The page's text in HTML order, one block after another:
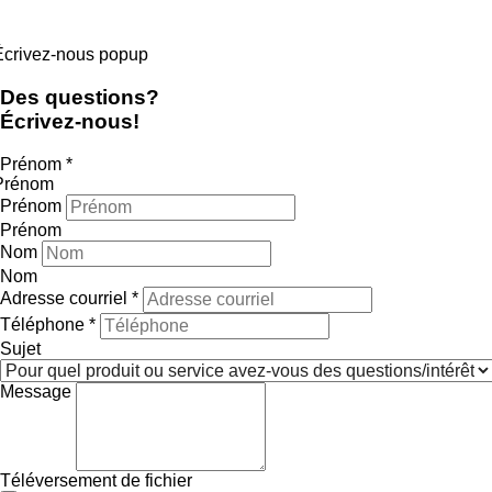
nous popup
Des questions?
Écrivez-nous!
Prénom *
Prénom
Prénom
Nom
Nom
Adresse courriel *
Téléphone *
Sujet
Message
Téléversement de fichier